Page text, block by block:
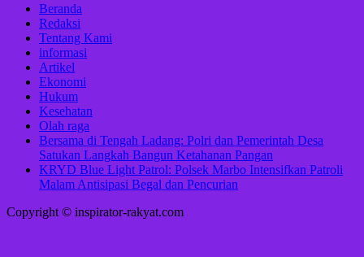
Beranda
Redaksi
Tentang Kami
informasi
Artikel
Ekonomi
Hukum
Kesehatan
Olah raga
Bersama di Tengah Ladang: Polri dan Pemerintah Desa
Satukan Langkah Bangun Ketahanan Pangan
KRYD Blue Light Patrol: Polsek Marbo Intensifkan Patroli
Malam Antisipasi Begal dan Pencurian
Copyright © inspirator-rakyat.com